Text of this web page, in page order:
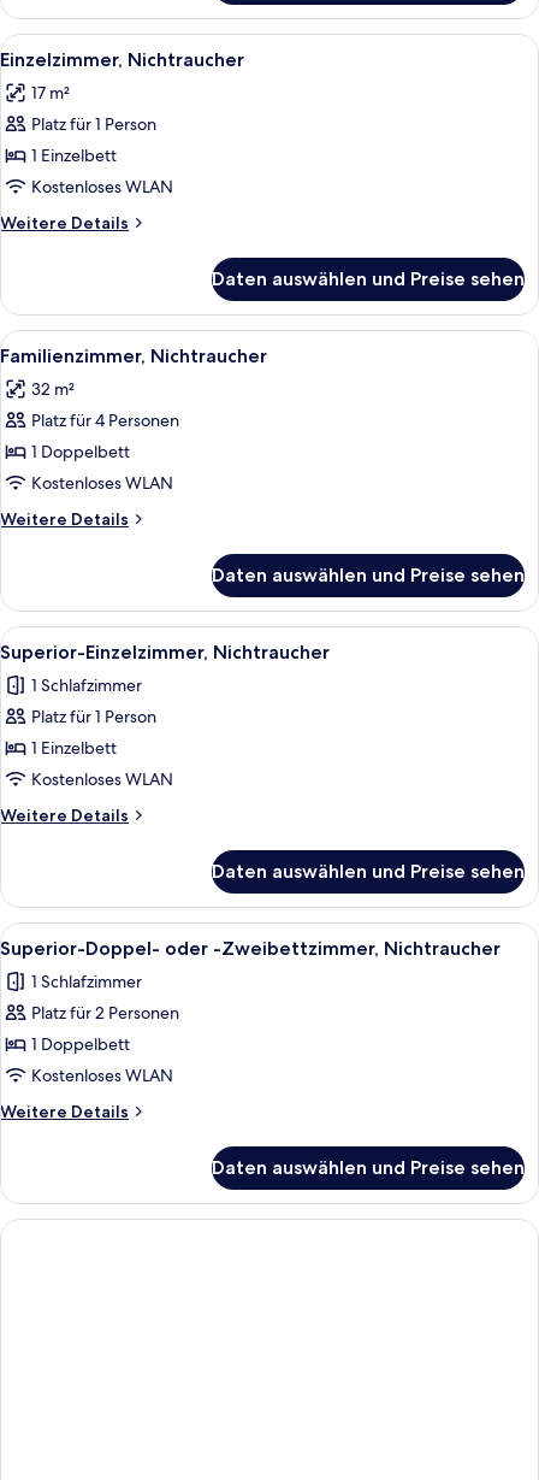
oder
Zweibettzimmer,
Nichtraucher
Alle
Fotos
für
Einzelzimmer,
Nichtraucher
anzeigen
Ein Hotelzimmer mit einem
4
Einzelzimmer, Nichtraucher
17 m²
Platz für 1 Person
1 Einzelbett
Kostenloses WLAN
Weitere Details
Weitere
Nichtraucher
Daten auswählen und Preise sehen
Alle
Fotos
für
Familienzimmer,
Nichtraucher
anzeigen
Ein Hotelzimmer mit einem
5
Familienzimmer, Nichtraucher
32 m²
Platz für 4 Personen
1 Doppelbett
Kostenloses WLAN
Weitere Details
Weitere
Nichtraucher
Daten auswählen und Preise sehen
Alle
Fotos
für
Superior-
Einzelzimmer,
Nichtraucher
anzeigen
Ein Schlafzimmer mit einem
2
Superior-Einzelzimmer, Nichtraucher
1 Schlafzimmer
Platz für 1 Person
1 Einzelbett
Kostenloses WLAN
Weitere Details
Weitere
Einzelzimmer,
Nichtraucher
Daten auswählen und Preise sehen
Alle
Fotos
für
Superior-
Doppel-
oder
-
Zweibettzimmer,
anzeigen
Ein Hotelzimmer mit Bett,
2
Superior-Doppel- oder -Zweibettzimmer, Nichtraucher
1 Schlafzimmer
Platz für 2 Personen
1 Doppelbett
Kostenloses WLAN
Weitere Details
Weitere
Doppel-
oder
-
Daten auswählen und Preise sehen